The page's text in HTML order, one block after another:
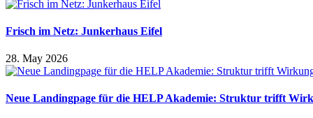
Frisch im Netz: Junkerhaus Eifel
28. May 2026
Neue Landingpage für die HELP Akademie: Struktur trifft